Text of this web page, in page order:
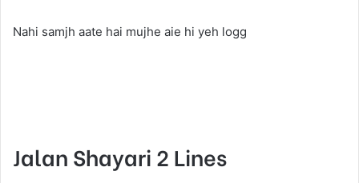
Nahi samjh aate hai mujhe aie hi yeh logg
Jalan Shayari 2 Lines